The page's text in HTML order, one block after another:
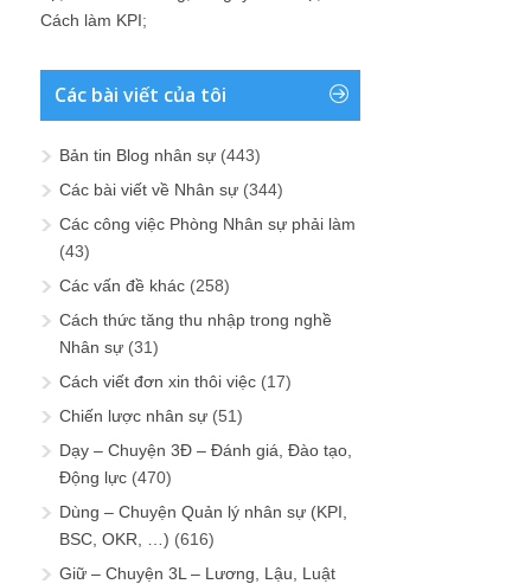
Cách làm KPI;
Các bài viết của tôi
Bản tin Blog nhân sự (443)
Các bài viết về Nhân sự (344)
Các công việc Phòng Nhân sự phải làm
(43)
Các vấn đề khác (258)
Cách thức tăng thu nhập trong nghề
Nhân sự (31)
Cách viết đơn xin thôi việc (17)
Chiến lược nhân sự (51)
Dạy – Chuyện 3Đ – Đánh giá, Đào tạo,
Động lực (470)
Dùng – Chuyện Quản lý nhân sự (KPI,
BSC, OKR, …) (616)
Giữ – Chuyện 3L – Lương, Lậu, Luật